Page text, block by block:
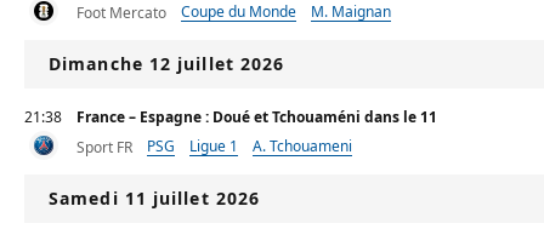
Foot Mercato
Coupe du Monde M. Maignan
Dimanche 12 juillet 2026
21:38
France – Espagne : Doué et Tchouaméni dans le 11
Sport FR
PSG Ligue 1 A. Tchouameni
Samedi 11 juillet 2026